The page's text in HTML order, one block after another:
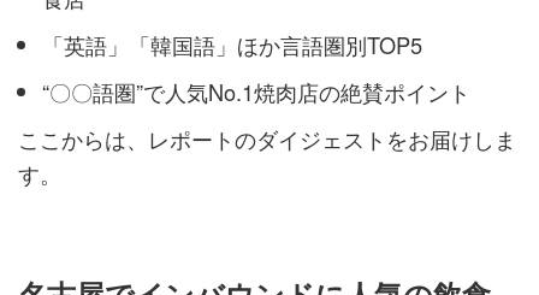
「英語」「韓国語」ほか言語圏別TOP5
“〇〇語圏”で人気No.1焼肉店の絶賛ポイント
ここからは、レポートのダイジェストをお届けしま
す。